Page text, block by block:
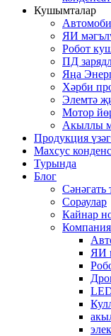
Кушымталар
ЯИ
Робот
ПД
Яңа
Хәрби
Элемтә
Мотор
Акыллы
Продукция
Махсус
Турында
Блог
Сәнәгать
Сораулар
Кайнар
ЯИ